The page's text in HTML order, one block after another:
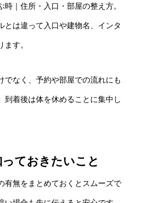
｜住所・入口・部屋の整え方。
とは違って入口や建物名、インタ
す。
なく、予約や部屋での流れにも
着後は体を休めることに集中し
ておきたいこと
有無をまとめておくとスムーズで